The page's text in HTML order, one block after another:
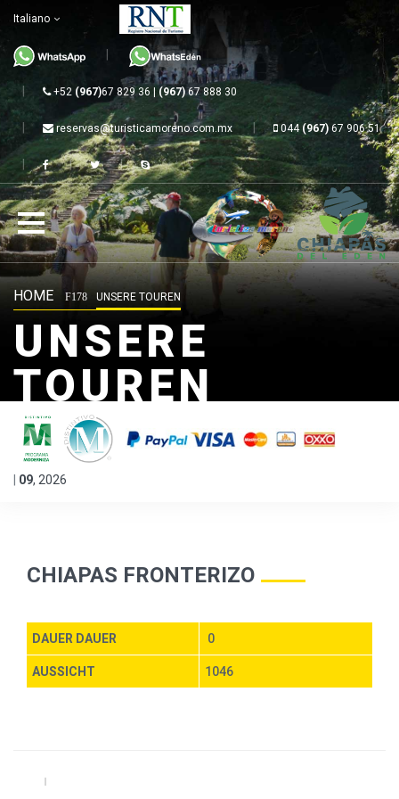
Italiano
+52 (967)67 829 36 | (967)67 888 30
reservas@turisticamoreno.com.mx 044 (967) 67 906 51
HOME UNSERE TOUREN
UNSERE
TOUREN
09, 2026
CHIAPAS FRONTERIZO
DAUER DAUER 0
AUSSICHT 1046